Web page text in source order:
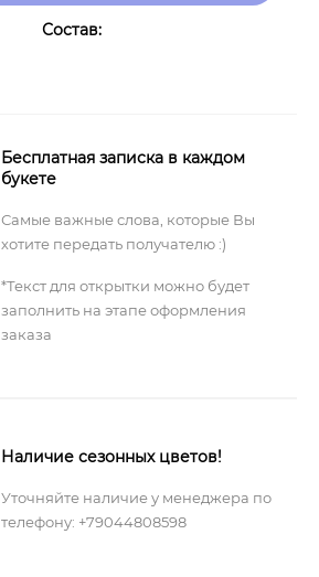
Состав:
Бесплатная записка в каждом
букете
Самые важные слова, которые Вы
хотите передать получателю :)
*Текст для открытки можно будет
заполнить на этапе оформления
заказа
Наличие сезонных цветов!
Уточняйте наличие у менеджера по
телефону: +79044808598